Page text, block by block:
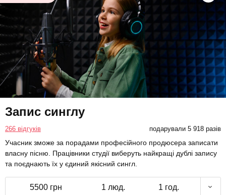
Запис синглу
266 відгуків подарували 5 918 разів
Учасник зможе за порадами професійного продюсера записати
власну пісню. Працівники студії виберуть найкращі дублі запису
та поєднають їх у єдиний якісний сингл.
5500 грн 1 люд. 1 год.